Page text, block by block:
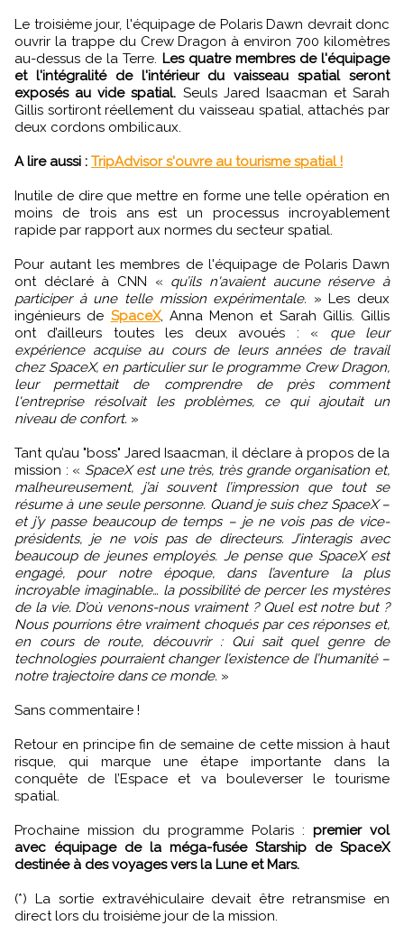
Le troisième jour, l'équipage de Polaris Dawn devrait donc
ouvrir la trappe du Crew Dragon à environ 700 kilomètres
au-dessus de la Terre. Les quatre membres de l'équipage
et l'intégralité de l'intérieur du vaisseau spatial seront
exposés au vide spatial. Seuls Jared Isaacman et Sarah
Gillis sortiront réellement du vaisseau spatial, attachés par
deux cordons ombilicaux.
A lire aussi : TripAdvisor s'ouvre au tourisme spatial !
Inutile de dire que mettre en forme une telle opération en
moins de trois ans est un processus incroyablement
rapide par rapport aux normes du secteur spatial.
Pour autant les membres de l'équipage de Polaris Dawn
ont déclaré à CNN « qu’ils n'avaient aucune réserve à
participer à une telle mission expérimentale. » Les deux
ingénieurs de SpaceX, Anna Menon et Sarah Gillis. Gillis
ont d’ailleurs toutes les deux avoués : « que leur
expérience acquise au cours de leurs années de travail
chez SpaceX, en particulier sur le programme Crew Dragon,
leur permettait de comprendre de près comment
l'entreprise résolvait les problèmes, ce qui ajoutait un
niveau de confort. »
Tant qu’au "boss" Jared Isaacman, il déclare à propos de la
mission : « SpaceX est une très, très grande organisation et,
malheureusement, j’ai souvent l’impression que tout se
résume à une seule personne. Quand je suis chez SpaceX –
et j’y passe beaucoup de temps – je ne vois pas de vice-
présidents, je ne vois pas de directeurs. J’interagis avec
beaucoup de jeunes employés. Je pense que SpaceX est
engagé, pour notre époque, dans l’aventure la plus
incroyable imaginable… la possibilité de percer les mystères
de la vie. D’où venons-nous vraiment ? Quel est notre but ?
Nous pourrions être vraiment choqués par ces réponses et,
en cours de route, découvrir : Qui sait quel genre de
technologies pourraient changer l’existence de l’humanité –
notre trajectoire dans ce monde. »
Sans commentaire !
Retour en principe fin de semaine de cette mission à haut
risque, qui marque une étape importante dans la
conquête de l’Espace et va bouleverser le tourisme
spatial.
Prochaine mission du programme Polaris : premier vol
avec équipage de la méga-fusée Starship de SpaceX
destinée à des voyages vers la Lune et Mars.
(*) La sortie extravéhiculaire devait être retransmise en
direct lors du troisième jour de la mission.